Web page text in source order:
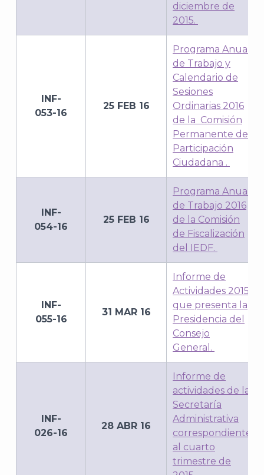
diciembre de
2015.
INF-
053-16
25 FEB 16
Programa Anual
de Trabajo y
Calendario de
Sesiones
Ordinarias 2016
de la Comisión
Permanente de
Participación
Ciudadana .
INF-
054-16
25 FEB 16
Programa Anual
de Trabajo 2016
de la Comisión
de Fiscalización
del IEDF.
INF-
055-16
31 MAR 16
Informe de
Actividades 2015
que presenta la
Presidencia del
Consejo
General.
INF-
026-16
28 ABR 16
Informe de
actividades de la
Secretaría
Administrativa
correspondiente
al cuarto
trimestre de